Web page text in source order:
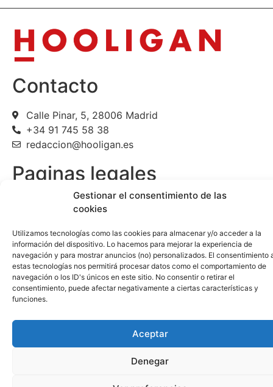
Gestionar el consentimiento de las
cookies
Utilizamos tecnologías como las cookies para almacenar y/o acceder a la
información del dispositivo. Lo hacemos para mejorar la experiencia de
navegación y para mostrar anuncios (no) personalizados. El consentimiento
estas tecnologías nos permitirá procesar datos como el comportamiento de
navegación o los ID's únicos en este sitio. No consentir o retirar el
consentimiento, puede afectar negativamente a ciertas características y
funciones.
Aceptar
Denegar
Contacto
Calle Pinar, 5, 28006 Madrid
+34 91 745 58 38
redaccion@hooligan.es
Paginas legales
Politicas de cookies